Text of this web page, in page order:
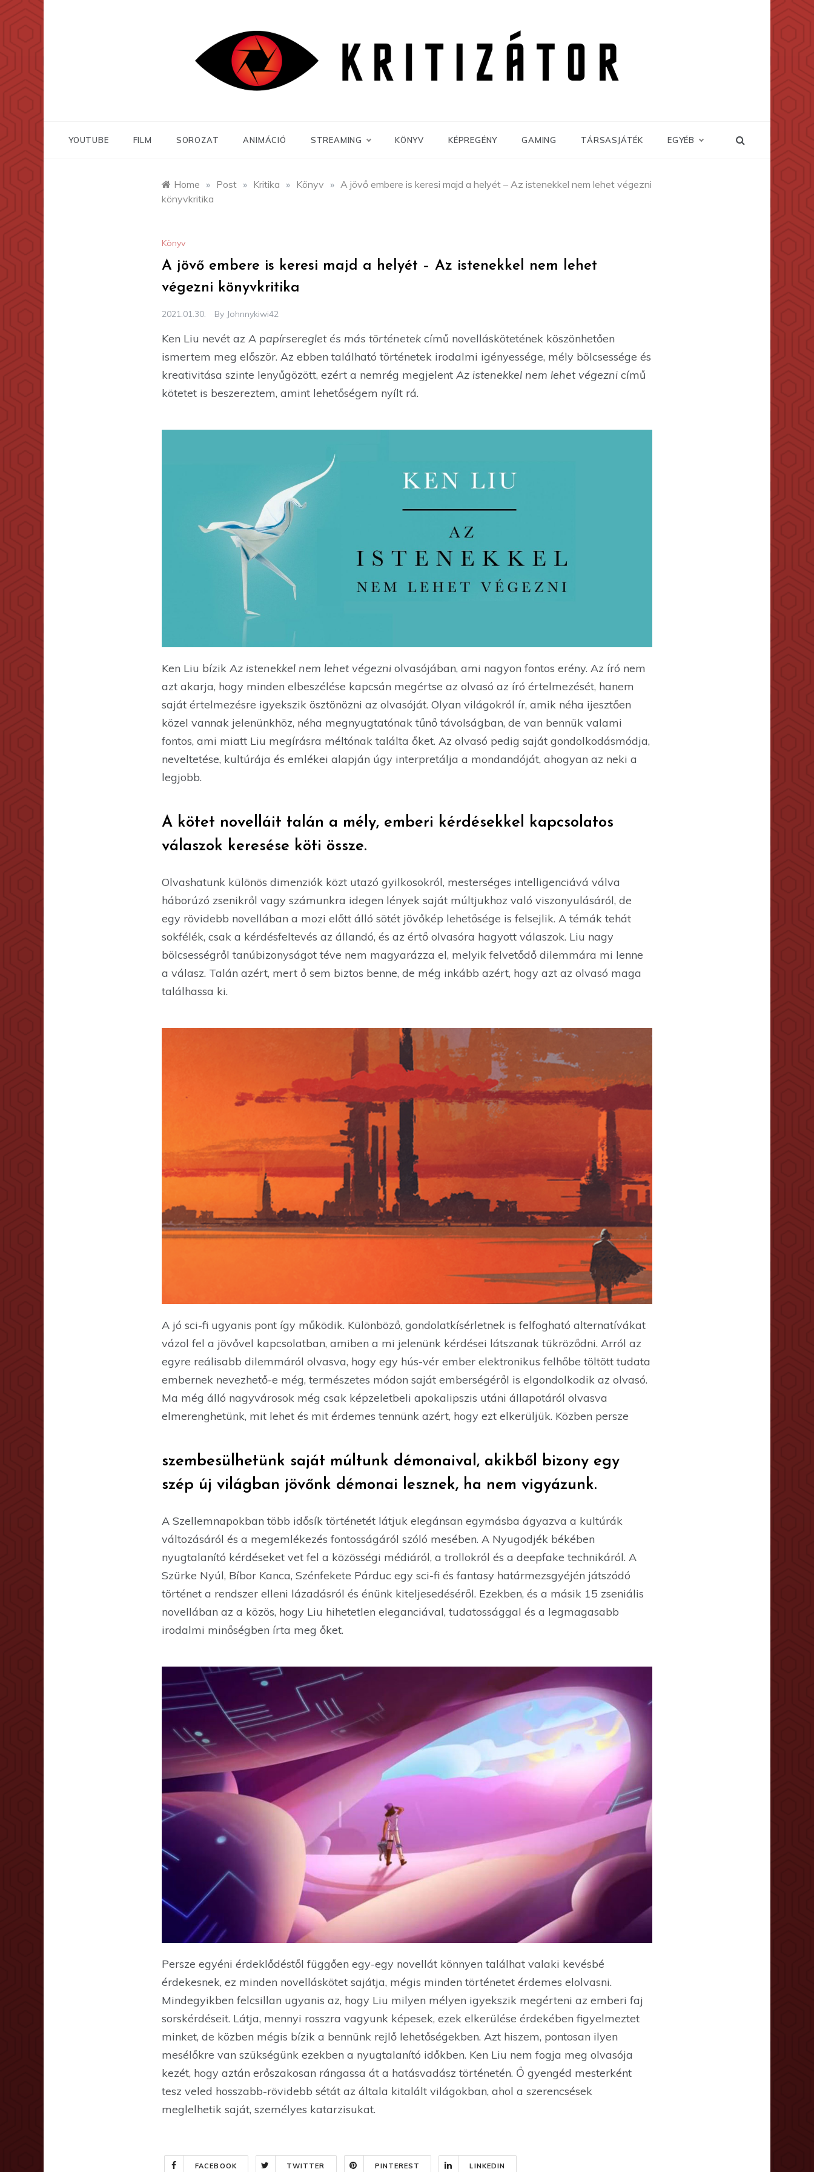
YOUTUBE FILM SOROZAT ANIMÁCIÓ STREAMING KÖNYV KÉPREGÉNY GAMING TÁRSASJÁTÉK EGYÉB
Home » Post » Kritika » Könyv » A jövő embere is keresi majd a helyét – Az istenekkel nem lehet végezni
könyvkritika
Könyv
A jövő embere is keresi majd a helyét – Az istenekkel nem lehet
végezni könyvkritika
2021.01.30. By Johnnykiwi42
Ken Liu nevét az A papírsereglet és más történetek című novelláskötetének köszönhetően
ismertem meg először. Az ebben található történetek irodalmi igényessége, mély bölcsessége és
kreativitása szinte lenyűgözött, ezért a nemrég megjelent Az istenekkel nem lehet végezni című
kötetet is beszereztem, amint lehetőségem nyílt rá.
Ken Liu bízik Az istenekkel nem lehet végezni olvasójában, ami nagyon fontos erény. Az író nem
azt akarja, hogy minden elbeszélése kapcsán megértse az olvasó az író értelmezését, hanem
saját értelmezésre igyekszik ösztönözni az olvasóját. Olyan világokról ír, amik néha ijesztően
közel vannak jelenünkhöz, néha megnyugtatónak tűnő távolságban, de van bennük valami
fontos, ami miatt Liu megírásra méltónak találta őket. Az olvasó pedig saját gondolkodásmódja,
neveltetése, kultúrája és emlékei alapján úgy interpretálja a mondandóját, ahogyan az neki a
legjobb.
A kötet novelláit talán a mély, emberi kérdésekkel kapcsolatos
válaszok keresése köti össze.
Olvashatunk különös dimenziók közt utazó gyilkosokról, mesterséges intelligenciává válva
háborúzó zsenikről vagy számunkra idegen lények saját múltjukhoz való viszonyulásáról, de
egy rövidebb novellában a mozi előtt álló sötét jövőkép lehetősége is felsejlik. A témák tehát
sokfélék, csak a kérdésfeltevés az állandó, és az értő olvasóra hagyott válaszok. Liu nagy
bölcsességről tanúbizonyságot téve nem magyarázza el, melyik felvetődő dilemmára mi lenne
a válasz. Talán azért, mert ő sem biztos benne, de még inkább azért, hogy azt az olvasó maga
találhassa ki.
A jó sci-fi ugyanis pont így működik. Különböző, gondolatkísérletnek is felfogható alternatívákat
vázol fel a jövővel kapcsolatban, amiben a mi jelenünk kérdései látszanak tükröződni. Arról az
egyre reálisabb dilemmáról olvasva, hogy egy hús-vér ember elektronikus felhőbe töltött tudata
embernek nevezhető-e még, természetes módon saját emberségéről is elgondolkodik az olvasó.
Ma még álló nagyvárosok még csak képzeletbeli apokalipszis utáni állapotáról olvasva
elmerenghetünk, mit lehet és mit érdemes tennünk azért, hogy ezt elkerüljük. Közben persze
szembesülhetünk saját múltunk démonaival, akikből bizony egy
szép új világban jövőnk démonai lesznek, ha nem vigyázunk.
A Szellemnapokban több idősík történetét látjuk elegánsan egymásba ágyazva a kultúrák
változásáról és a megemlékezés fontosságáról szóló mesében. A Nyugodjék békében
nyugtalanító kérdéseket vet fel a közösségi médiáról, a trollokról és a deepfake technikáról. A
Szürke Nyúl, Bíbor Kanca, Szénfekete Párduc egy sci-fi és fantasy határmezsgyéjén játszódó
történet a rendszer elleni lázadásról és énünk kiteljesedéséről. Ezekben, és a másik 15 zseniális
novellában az a közös, hogy Liu hihetetlen eleganciával, tudatossággal és a legmagasabb
irodalmi minőségben írta meg őket.
Persze egyéni érdeklődéstől függően egy-egy novellát könnyen találhat valaki kevésbé
érdekesnek, ez minden novelláskötet sajátja, mégis minden történetet érdemes elolvasni.
Mindegyikben felcsillan ugyanis az, hogy Liu milyen mélyen igyekszik megérteni az emberi faj
sorskérdéseit. Látja, mennyi rosszra vagyunk képesek, ezek elkerülése érdekében figyelmeztet
minket, de közben mégis bízik a bennünk rejlő lehetőségekben. Azt hiszem, pontosan ilyen
mesélőkre van szükségünk ezekben a nyugtalanító időkben. Ken Liu nem fogja meg olvasója
kezét, hogy aztán erőszakosan rángassa át a hatásvadász történetén. Ő gyengéd mesterként
tesz veled hosszabb-rövidebb sétát az általa kitalált világokban, ahol a szerencsések
meglelhetik saját, személyes katarzisukat.
FACEBOOK TWITTER PINTEREST LINKEDIN